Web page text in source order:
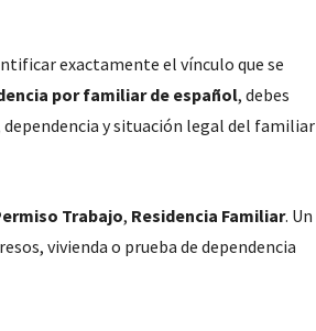
exactamente el vínculo que se
por familiar de español, debes
y situación legal del familiar
Trabajo, Residencia Familiar. Un
vivienda o prueba de dependencia